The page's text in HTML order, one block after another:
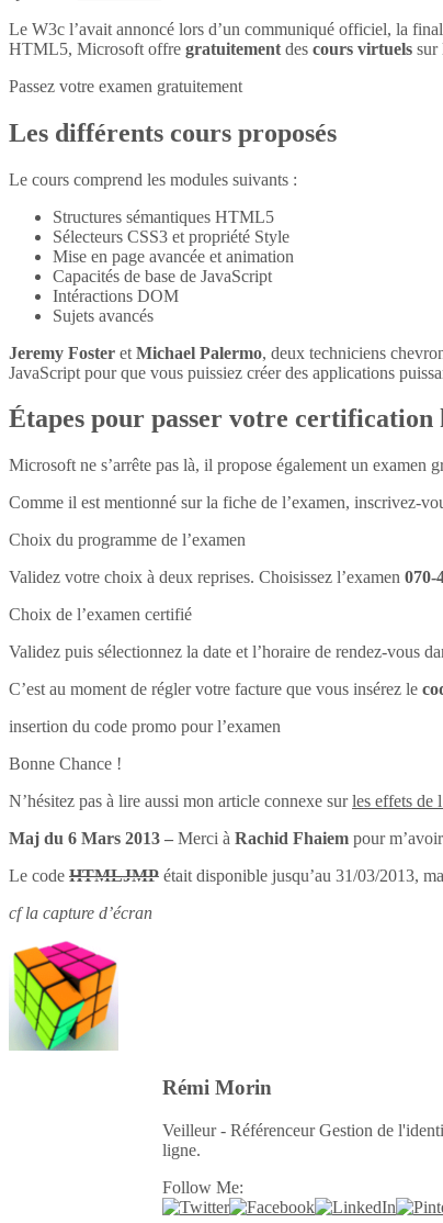
Le W3c l’avait annoncé lors d’un communiqué officiel, la
HTML5, Microsoft offre gratuitement des cours virtuels sur
Passez votre examen gratuitement
Les différents cours proposés
Le cours comprend les modules suivants :
Structures sémantiques HTML5
Sélecteurs CSS3 et propriété Style
Mise en page avancée et animation
Capacités de base de JavaScript
Intéractions DOM
Sujets avancés
Jeremy Foster et Michael Palermo, deux techniciens
JavaScript pour que vous puissiez créer des applications
Étapes pour passer votre
Microsoft ne s’arrête pas là, il propose également un examen
Comme il est mentionné sur la fiche de l’examen, inscrivez-
Choix du programme de l’examen
Validez votre choix à deux reprises. Choisissez l’examen 070-
Choix de l’examen certifié
Validez puis sélectionnez la date et l’horaire de rendez-vous
C’est au moment de régler votre facture que vous insérez le
insertion du code promo pour l’examen
Bonne Chance !
N’hésitez pas à lire aussi mon article connexe surles effets de
Maj du 6 Mars 2013 – Merci à Rachid Fhaiem pour
Le code HTMLJMP était disponible jusqu’au 31/03/2013,
cf la capture d’écran
Rémi Morin
Veilleur - Référenceur Gestion de
ligne.
Follow Me: